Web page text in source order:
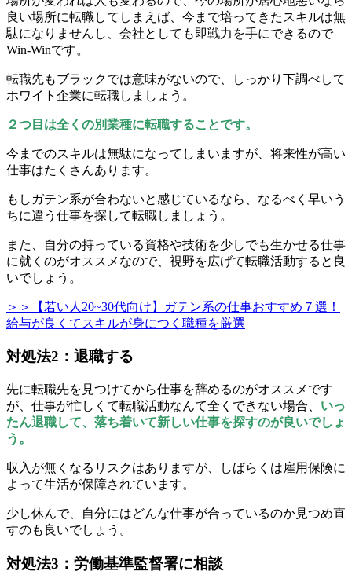
良い場所に転職してしまえば、今まで培ってきたスキルは無
駄になりませんし、会社としても即戦力を手にできるので
Win-Winです。
転職先もブラックでは意味がないので、しっかり下調べして
ホワイト企業に転職しましょう。
２つ目は全くの別業種に転職することです。
今までのスキルは無駄になってしまいますが、将来性が高い
仕事はたくさんあります。
もしガテン系が合わないと感じているなら、なるべく早いう
ちに違う仕事を探して転職しましょう。
また、自分の持っている資格や技術を少しでも生かせる仕事
に就くのがオススメなので、視野を広げて転職活動すると良
いでしょう。
＞＞【若い人20~30代向け】ガテン系の仕事おすすめ７選！
給与が良くてスキルが身につく職種を厳選
対処法2：退職する
先に転職先を見つけてから仕事を辞めるのがオススメです
が、仕事が忙しくて転職活動なんて全くできない場合、 いっ
たん退職して、落ち着いて新しい仕事を探すのが良いでしょ
う。
収入が無くなるリスクはありますが、しばらくは雇用保険に
よって生活が保障されています。
少し休んで、自分にはどんな仕事が合っているのか見つめ直
すのも良いでしょう。
対処法3：労働基準監督署に相談